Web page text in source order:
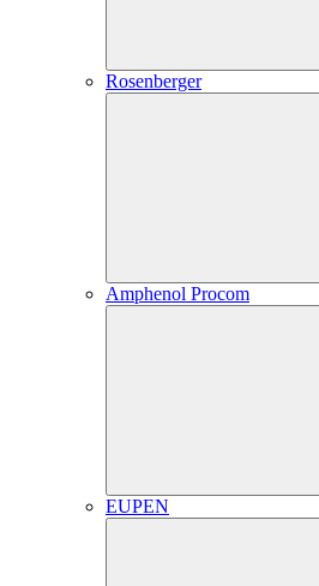
Rosenberger
Amphenol Procom
EUPEN